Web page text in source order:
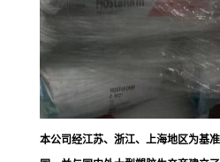
本公司经江苏、浙江、上海地区为基